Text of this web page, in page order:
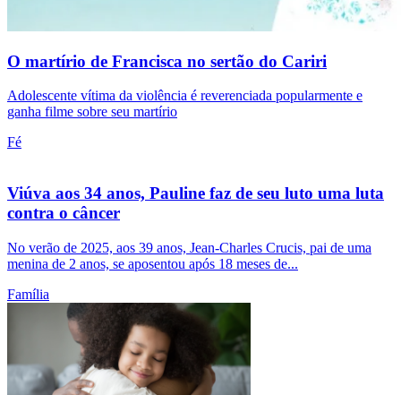
O martírio de Francisca no sertão do Cariri
Adolescente vítima da violência é reverenciada popularmente e
ganha filme sobre seu martírio
Fé
Viúva aos 34 anos, Pauline faz de seu luto uma luta
contra o câncer
No verão de 2025, aos 39 anos, Jean-Charles Crucis, pai de uma
menina de 2 anos, se aposentou após 18 meses de...
Família